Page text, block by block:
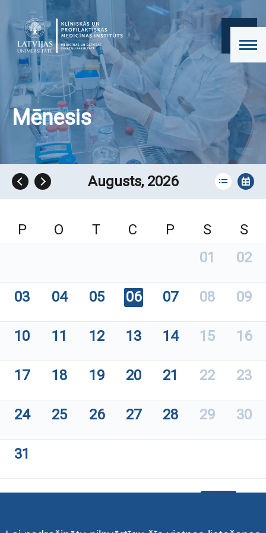
Mēnesis
Augusts, 2026
P O T C P S
S
01
02
03 04 05 06 07 08 09
10 11 12 13 14 15 16
17 18 19 20 21 22 23
24 25 26 27 28 29 30
31